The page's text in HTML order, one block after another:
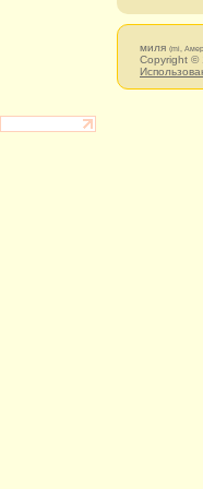
миля (mi,
Copyright ©